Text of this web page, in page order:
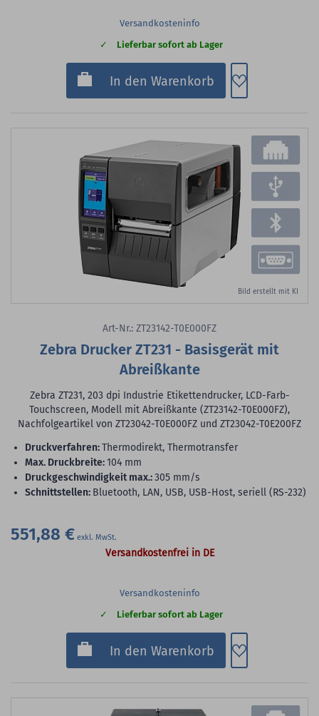
Versandkosteninfo
Lieferbar sofort ab Lager
In den Warenkorb Zum
Bild erstellt mit KI
Art-Nr.: ZT23142-T0E000FZ
Zebra Drucker ZT231 - Basisgerät mit
Abreißkante
Zebra ZT231, 203 dpi Industrie Etikettendrucker, LCD-Farb-
Touchscreen, Modell mit Abreißkante (ZT23142-T0E000FZ),
Nachfolgeartikel von ZT23042-T0E000FZ und ZT23042-T0E200FZ
Druckverfahren:Thermodirekt, Thermotransfer
max. Druckbreite:104 mm
Druckgeschwindigkeit max.:305 mm/s
Schnittstellen: Bluetooth, LAN, USB, USB-Host, seriell (RS-232)
551,88 €
Versandkostenfrei in DE
Versandkosteninfo
Lieferbar sofort ab Lager
In den Warenkorb Zum